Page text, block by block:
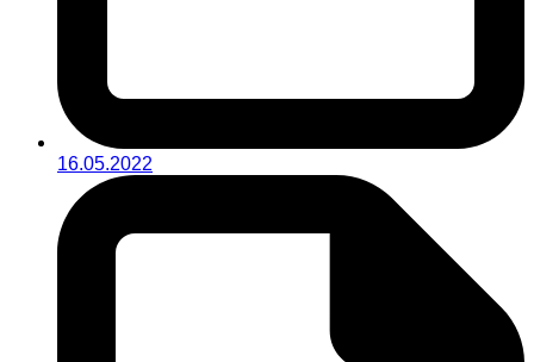
16.05.2022